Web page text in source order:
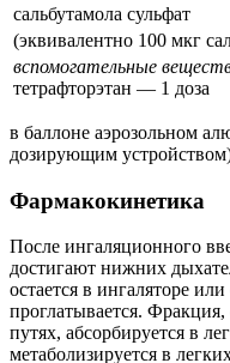
сальбутамола сульфат
(эквивалентно 100 мкг
вспомогательные
тетрафторэтан — 1 доза
в баллоне аэрозольном
дозирующим
Фармакокинетика
После ингаляционного
достигают нижних
остается в ингаляторе
проглатывается.
путях, абсорбируется в
метаболизируется в